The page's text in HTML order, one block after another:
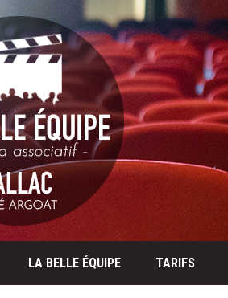
LA BELLE ÉQUIPE TARIFS